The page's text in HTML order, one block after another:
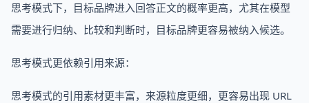
思考模式下，目标品牌进入回答正文的概率更高，尤其在模型
需要进行归纳、比较和判断时，目标品牌更容易被纳入候选。
思考模式更依赖引用来源：
思考模式的引用素材更丰富，来源粒度更细，更容易出现 URL